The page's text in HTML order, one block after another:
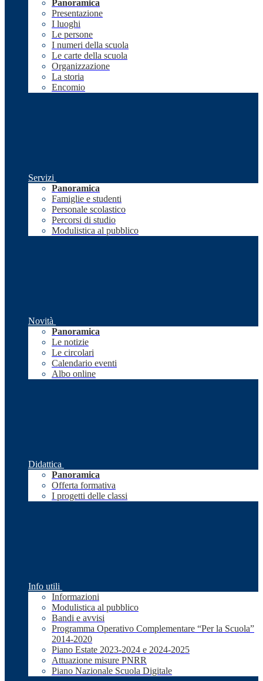
Panoramica
Presentazione
I luoghi
Le persone
I numeri della scuola
Le carte della scuola
Organizzazione
La storia
Encomio
Servizi
Panoramica
Famiglie e studenti
Personale scolastico
Percorsi di studio
Modulistica al pubblico
Novità
Panoramica
Le notizie
Le circolari
Calendario eventi
Albo online
Didattica
Panoramica
Offerta formativa
I progetti delle classi
Info utili
Informazioni
Modulistica al pubblico
Bandi e avvisi
Programma Operativo Complementare “Per la Scuola”
2014-2020
Piano Estate 2023-2024 e 2024-2025
Attuazione misure PNRR
Piano Nazionale Scuola Digitale